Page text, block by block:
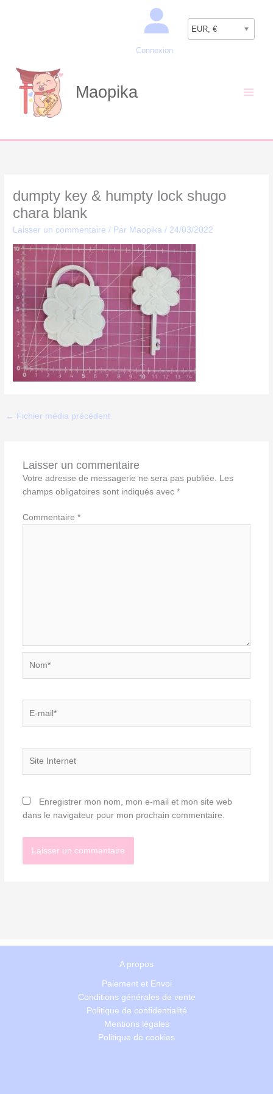
Connexion
EUR, €
Maopika
dumpty key & humpty lock shugo
chara blank
Laisser un commentaire / Par Maopika/ 24/03/2022
← Fichier média précédent
Laisser un commentaire
Votre adresse de messagerie ne sera pas publiée.
Les
champs obligatoires sont indiqués avec *
Commentaire *
mail*
Enregistrer mon nom, mon e-mail et mon site web
dans le navigateur pour mon prochain commentaire.
A propos
Paiement et Envoi
Conditions générales de vente
Politique de confidentialité
Mentions légales
Politique de cookies
Recherche